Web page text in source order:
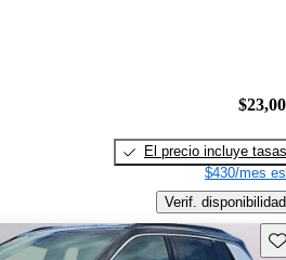
El precio incluye tasas
$430/mes
Verif. disponibilidad